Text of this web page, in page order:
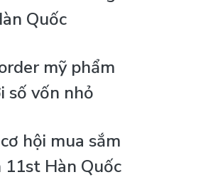
Quốc
mỹ phẩm
số vốn nhỏ
hội mua sắm
Hàn Quốc